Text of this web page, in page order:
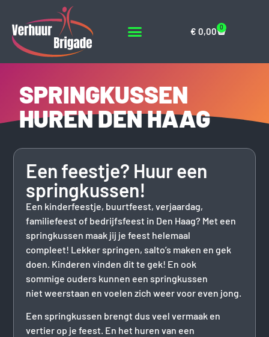
€ 0,00 0
SPRINGKUSSEN
HUREN DEN HAAG
Een feestje? Huur een
springkussen!
Een kinderfeestje, buurtfeest, verjaardag,
familiefeest of bedrijfsfeest in Den Haag? Met een
springkussen maak jij je feest helemaal
compleet! Lekker springen, salto’s maken en gek
doen. Kinderen vinden dit te gek! En ook
sommige ouders kunnen een springkussen
niet weerstaan en voelen zich weer voor even jong.
Een springkussen brengt dus veel vermaak en
vertier op je feest. En het huren van een